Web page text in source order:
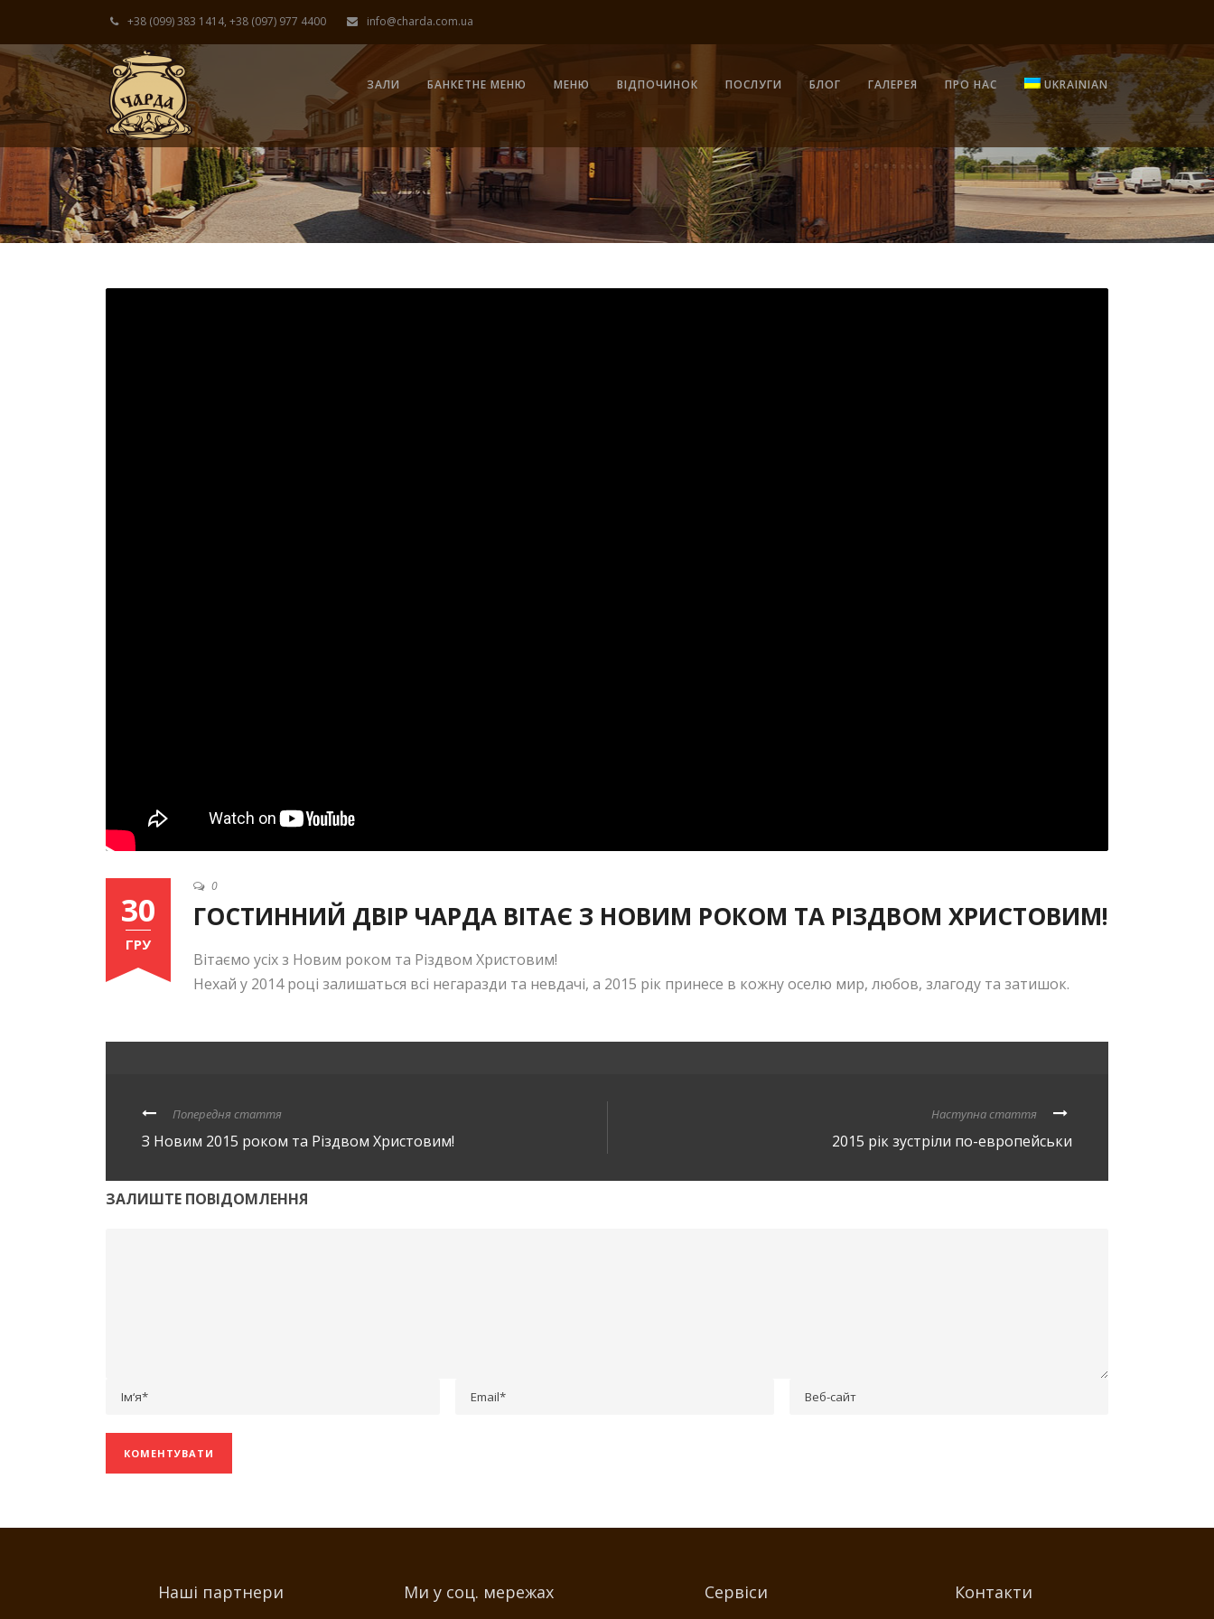
+38 (099) 383 1414, +38 (097) 977 4400 info@charda.com.ua
ЗАЛИ БАНКЕТНЕ МЕНЮ МЕНЮ ВІДПОЧИНОК ПОСЛУГИ БЛОГ ГАЛЕРЕЯ ПРО НАС UKRAINIAN
30
ГРУ
0
ГОСТИННИЙ ДВІР ЧАРДА ВІТАЄ З НОВИМ РОКОМ ТА РІЗДВОМ ХРИСТОВИМ!
Вітаємо усіх з Новим роком та Різдвом Христовим!
Нехай у 2014 році залишаться всі негаразди та невдачі, а 2015 рік принесе в кожну оселю мир, любов, злагоду та затишок.
Попередня стаття
З Новим 2015 роком та Різдвом Христовим!
Наступна стаття
2015 рік зустріли по-европейськи
ЗАЛИШТЕ ПОВІДОМЛЕННЯ
Наші партнери Ми у соц. мережах Сервіси Контакти